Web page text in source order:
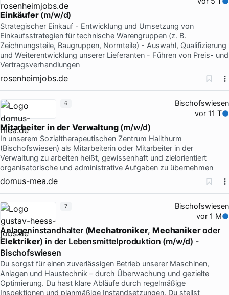
Einkäufer(m/w/d)
Strategischer Einkauf - Entwicklung und Umsetzung von
Einkaufsstrategien für technische Warengruppen (z. B.
Zeichnungsteile, Baugruppen, Normteile) - Auswahl, Qualifizierung
und Weiterentwicklung unserer Lieferanten - Führen von Preis- und
Vertragsverhandlungen
rosenheimjobs.de
Bischofswiesen
vor 11 T
Mitarbeiter in der Verwaltung(m/w/d)
In unserem Sozialtherapeutischen Zentrum Hallthurm
(Bischofswiesen) als Mitarbeiterin oder Mitarbeiter in der
Verwaltung zu arbeiten heißt, gewissenhaft und zielorientiert
organisatorische und administrative Aufgaben zu übernehmen
domus-mea.de
6
Bischofswiesen
vor 1 M
Anlageninstandhalter (Mechatroniker,Mechanikeroder
Elektriker) in der Lebensmittelproduktion (m/w/d) -
Bischofswiesen
Du sorgst für einen zuverlässigen Betrieb unserer Maschinen,
Anlagen und Haustechnik – durch Überwachung und gezielte
Optimierung. Du hast klare Abläufe durch regelmäßige
Inspektionen und planmäßige Instandsetzungen. Du stellst
7